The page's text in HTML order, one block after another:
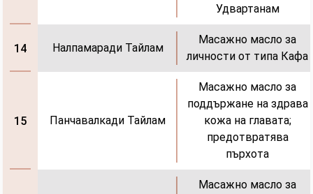
14
15
Налпамаради Тайлам
Панчавалкади Тайлам
Удвартанам
Масажно масло за
личности от типа Кафа
Масажно масло за
поддържане на здрава
кожа на главата;
предотвратява
пърхота
Масажно масло за